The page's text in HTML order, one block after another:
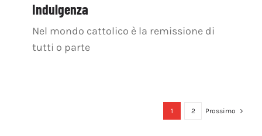
Indulgenza
Nel mondo cattolico è la remissione di
tutti o parte
1 2 Prossimo